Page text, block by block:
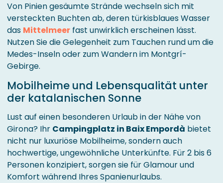
Von Pinien gesäumte Strände wechseln sich mit
versteckten Buchten ab, deren türkisblaues Wasser
das Mittelmeer fast unwirklich erscheinen lässt.
Nutzen Sie die Gelegenheit zum Tauchen rund um die
Medes-Inseln oder zum Wandern im Montgrí-
Gebirge.
Mobilheime und Lebensqualität unter
der katalanischen Sonne
Lust auf einen besonderen Urlaub in der Nähe von
Girona? Ihr Campingplatz in Baix Empordà bietet
nicht nur luxuriöse Mobilheime, sondern auch
hochwertige, ungewöhnliche Unterkünfte. Für 2 bis 6
Personen konzipiert, sorgen sie für Glamour und
Komfort während Ihres Spanienurlaubs.